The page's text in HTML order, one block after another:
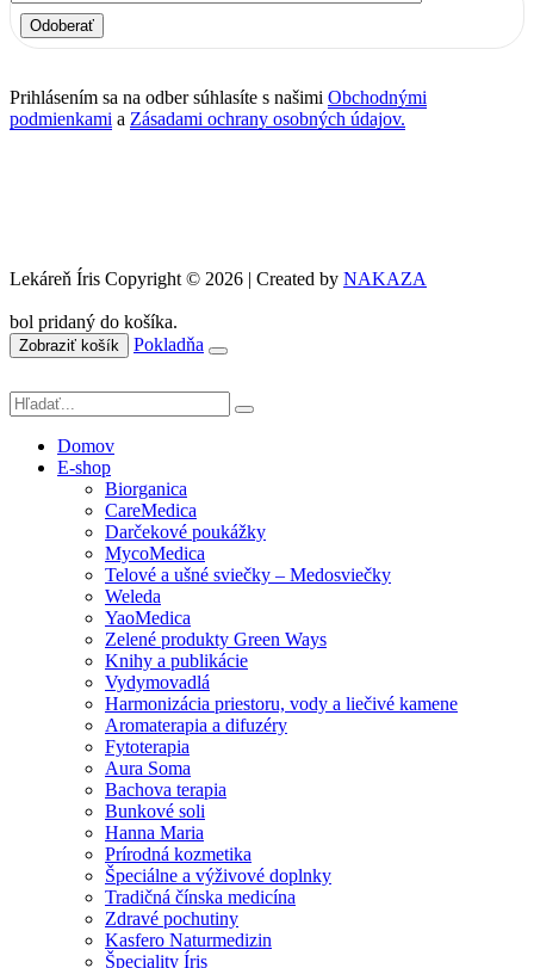
Odoberať
Prihlásením sa na odber súhlasíte s našimi Obchodnými
podmienkami a Zásadami ochrany osobných údajov.
Lekáreň Íris Copyright © 2026 | Created by NAKAZA
bol pridaný do košíka.
Zobraziť košík Pokladňa
Domov
E-shop
Biorganica
CareMedica
Darčekové poukážky
MycoMedica
Telové a ušné sviečky – Medosviečky
Weleda
YaoMedica
Zelené produkty Green Ways
Knihy a publikácie
Vydymovadlá
Harmonizácia priestoru, vody a liečivé kamene
Aromaterapia a difuzéry
Fytoterapia
Aura Soma
Bachova terapia
Bunkové soli
Hanna Maria
Prírodná kozmetika
Špeciálne a výživové doplnky
Tradičná čínska medicína
Zdravé pochutiny
Kasfero Naturmedizin
Špeciality Íris